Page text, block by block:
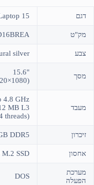
דגם 15
מק"ט
צבע silver
מסך
"15.6
מעבד
4.8 GHz
MB L3
threads)
זיכרון DDR5
אחסון SSD
מערכת
הפעלה
DOS